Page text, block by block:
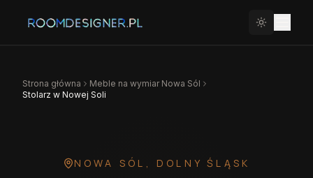
Strona główna Meble na wymiar Nowa Sól
Stolarz w Nowej Soli
NOWA SÓL , DOLNY ŚLĄSK